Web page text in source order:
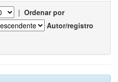
| Ordenar por
Autor/registro